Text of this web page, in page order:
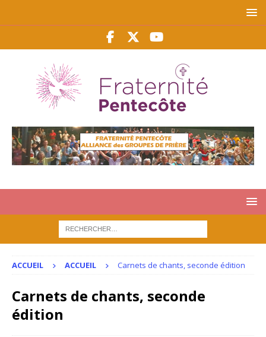
ACCUEIL ACCUEIL Carnets de chants, seconde édition
Carnets de chants, seconde
édition